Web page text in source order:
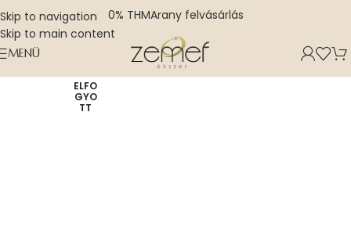
Skip to navigation
Skip to main content
0% THMArany felvásárlás
MENÜ
ELFO
GYO
TT